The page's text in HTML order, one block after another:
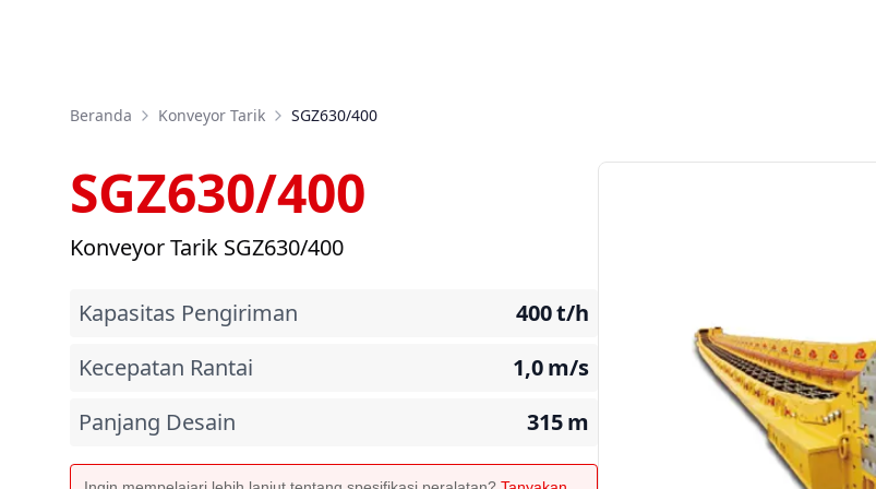
Beranda Konveyor Tarik SGZ630/400
SGZ630/400
Konveyor Tarik SGZ630/400
Kapasitas Pengiriman 400t/h
Kecepatan Rantai
1,0m/s
Panjang Desain
315m